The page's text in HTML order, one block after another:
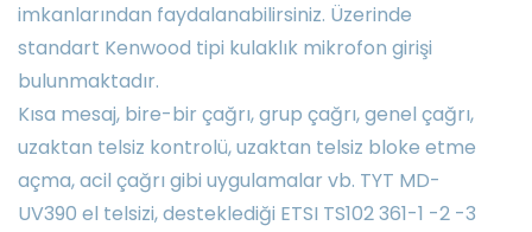
imkanlarından faydalanabilirsiniz. Üzerinde
standart Kenwood tipi kulaklık mikrofon girişi
bulunmaktadır.
Kısa mesaj, bire-bir çağrı, grup çağrı, genel çağrı,
uzaktan telsiz kontrolü, uzaktan telsiz bloke etme
açma, acil çağrı gibi uygulamalar vb. TYT MD-
UV390 el telsizi, desteklediği ETSI TS102 361-1 -2 -3